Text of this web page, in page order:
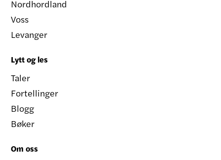
Nordhordland
Voss
Levanger
Lytt og les
Taler
Fortellinger
Blogg
Bøker
Om oss